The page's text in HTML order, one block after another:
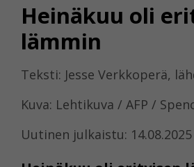
Heinäkuu oli
lämmin
Teksti: Jesse Verkkoperä,
Kuva: Lehtikuva / AFP /
Uutinen julkaistu: 14.08.2025